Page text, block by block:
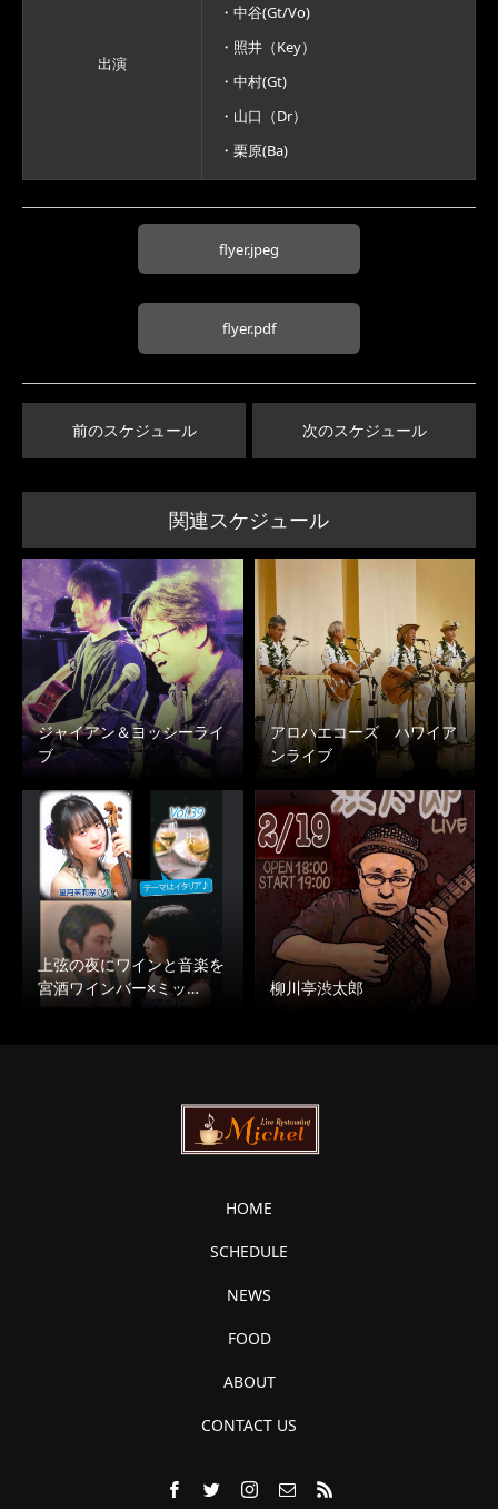
出演
・中谷(Gt/Vo)
・照井（Key）
・中村(Gt)
・山口（Dr）
・栗原(Ba)
flyer.jpeg
flyer.pdf
前のスケジュール 次のスケジュール
関連スケジュール
ジャイアン＆ヨッシーライ
ブ
アロハエコーズ ハワイア
ンライブ
上弦の夜にワインと音楽を
宮酒ワインバー×ミッ…
柳川亭渋太郎
HOME
SCHEDULE
NEWS
FOOD
ABOUT
CONTACT US